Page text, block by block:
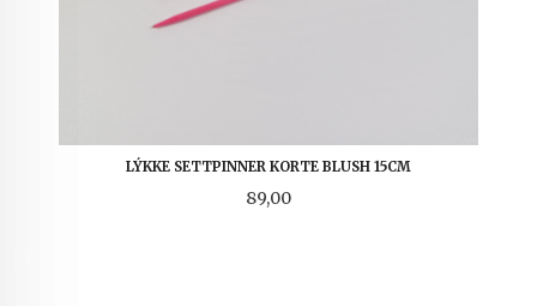
LÝKKE SETTPINNER KORTE BLUSH 15CM
Pris
89,00